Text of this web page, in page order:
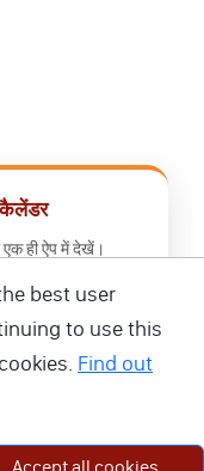
कैलेंडर
एक ही ऐप में देखें।
करें
best user
to use this
Find out